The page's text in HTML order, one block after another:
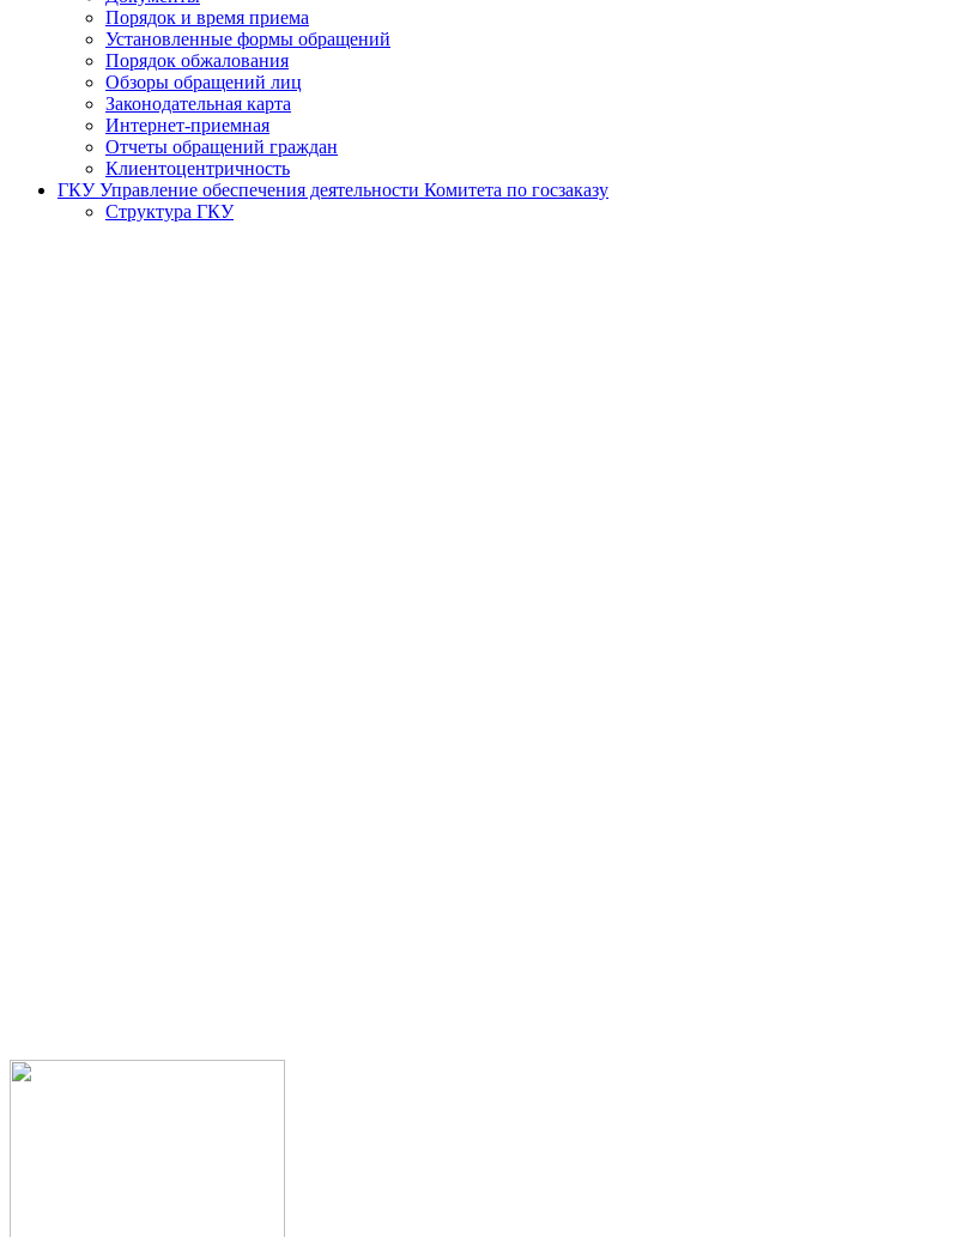
Порядок и время приема
Установленные формы обращений
Порядок обжалования
Обзоры обращений лиц
Законодательная карта
Интернет-приемная
Отчеты обращений граждан
Клиентоцентричность
ГКУ Управление обеспечения деятельности Комитета по госзаказу
Структура ГКУ